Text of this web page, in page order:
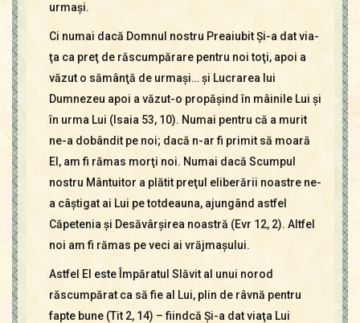
urmaşi.
Ci numai dacă Domnul nostru Preaiubit Şi-a dat via­
ţa ca preţ de răscumpărare pentru noi toţi, apoi a
văzut o sămânţă de urmaşi… şi Lucrarea lui
Dumnezeu apoi a văzut-o propăşind în mâinile Lui şi
în urma Lui (Isaia 53, 10). Numai pentru că a murit
ne-a dobândit pe noi; dacă n-ar fi primit să moară
El, am fi rămas morţi noi. Numai dacă Scumpul
nostru Mântuitor a plătit pre­ţul eliberării noastre ne-
a câştigat ai Lui pe totdeauna, ajungând astfel
Căpetenia şi Desăvârşirea noastră (Evr 12, 2). Altfel
noi am fi rămas pe veci ai vrăjmaşului.
Astfel El este Împăratul Slăvit al unui norod
răscumpărat ca să fie al Lui, plin de râvnă pentru
fapte bune (Tit 2, 14) – fiindcă Şi-a dat viaţa Lui